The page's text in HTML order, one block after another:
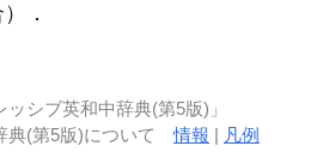
．
シブ英和中辞典(第5版)」
典(第5版)について情報 | 凡例